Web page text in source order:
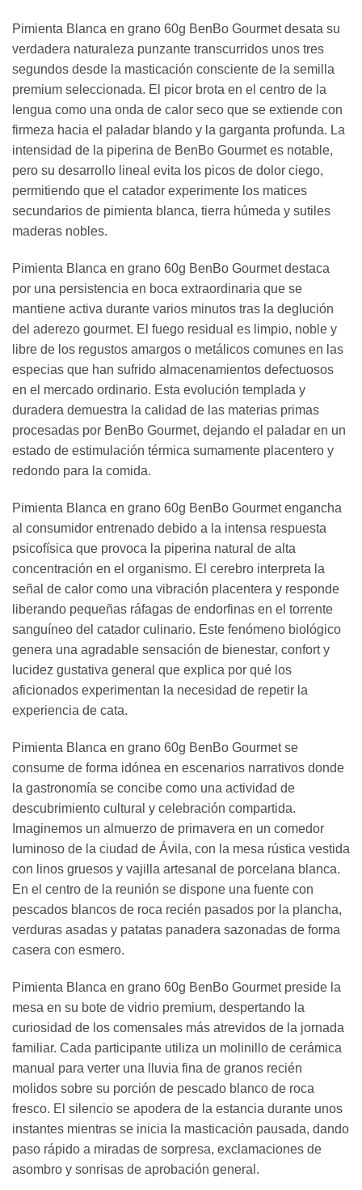
Pimienta Blanca en grano 60g BenBo Gourmet desata su
verdadera naturaleza punzante transcurridos unos tres
segundos desde la masticación consciente de la semilla
premium seleccionada. El picor brota en el centro de la
lengua como una onda de calor seco que se extiende con
firmeza hacia el paladar blando y la garganta profunda. La
intensidad de la piperina de BenBo Gourmet es notable,
pero su desarrollo lineal evita los picos de dolor ciego,
permitiendo que el catador experimente los matices
secundarios de pimienta blanca, tierra húmeda y sutiles
maderas nobles.
Pimienta Blanca en grano 60g BenBo Gourmet destaca
por una persistencia en boca extraordinaria que se
mantiene activa durante varios minutos tras la deglución
del aderezo gourmet. El fuego residual es limpio, noble y
libre de los regustos amargos o metálicos comunes en las
especias que han sufrido almacenamientos defectuosos
en el mercado ordinario. Esta evolución templada y
duradera demuestra la calidad de las materias primas
procesadas por BenBo Gourmet, dejando el paladar en un
estado de estimulación térmica sumamente placentero y
redondo para la comida.
Pimienta Blanca en grano 60g BenBo Gourmet engancha
al consumidor entrenado debido a la intensa respuesta
psicofísica que provoca la piperina natural de alta
concentración en el organismo. El cerebro interpreta la
señal de calor como una vibración placentera y responde
liberando pequeñas ráfagas de endorfinas en el torrente
sanguíneo del catador culinario. Este fenómeno biológico
genera una agradable sensación de bienestar, confort y
lucidez gustativa general que explica por qué los
aficionados experimentan la necesidad de repetir la
experiencia de cata.
Pimienta Blanca en grano 60g BenBo Gourmet se
consume de forma idónea en escenarios narrativos donde
la gastronomía se concibe como una actividad de
descubrimiento cultural y celebración compartida.
Imaginemos un almuerzo de primavera en un comedor
luminoso de la ciudad de Ávila, con la mesa rústica vestida
con linos gruesos y vajilla artesanal de porcelana blanca.
En el centro de la reunión se dispone una fuente con
pescados blancos de roca recién pasados por la plancha,
verduras asadas y patatas panadera sazonadas de forma
casera con esmero.
Pimienta Blanca en grano 60g BenBo Gourmet preside la
mesa en su bote de vidrio premium, despertando la
curiosidad de los comensales más atrevidos de la jornada
familiar. Cada participante utiliza un molinillo de cerámica
manual para verter una lluvia fina de granos recién
molidos sobre su porción de pescado blanco de roca
fresco. El silencio se apodera de la estancia durante unos
instantes mientras se inicia la masticación pausada, dando
paso rápido a miradas de sorpresa, exclamaciones de
asombro y sonrisas de aprobación general.